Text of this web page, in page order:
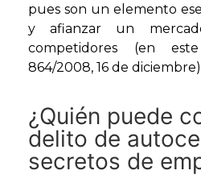
pues son un elemento
y afianzar un
competidores (en
864/2008, 16 de
¿Quién puede
delito de
secretos de